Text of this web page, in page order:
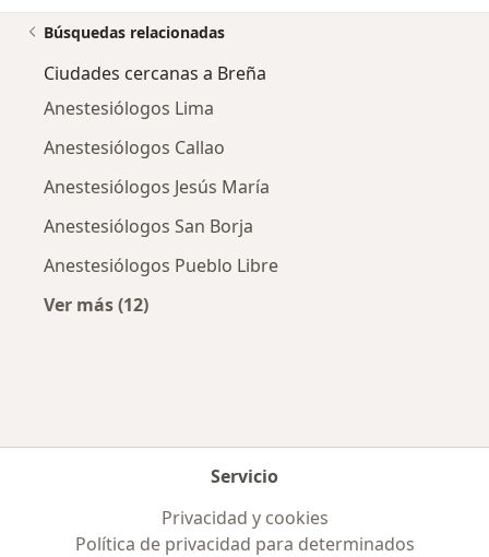
Búsquedas relacionadas
Ciudades cercanas a Breña
Anestesiólogos Lima
Anestesiólogos Callao
Anestesiólogos Jesús María
Anestesiólogos San Borja
Anestesiólogos Pueblo Libre
Ver más (12)
Servicio
Privacidad y cookies
Política de privacidad para determinados